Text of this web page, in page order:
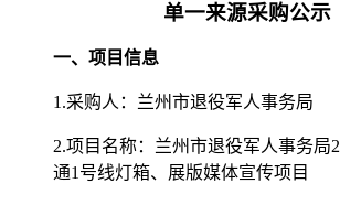
单一来源采购公示
一、项目信息
1.采购人：兰州市退役军人事务局
2.项目名称： 兰州市退役军人事务局
通1号线灯箱、展版媒体宣传项目